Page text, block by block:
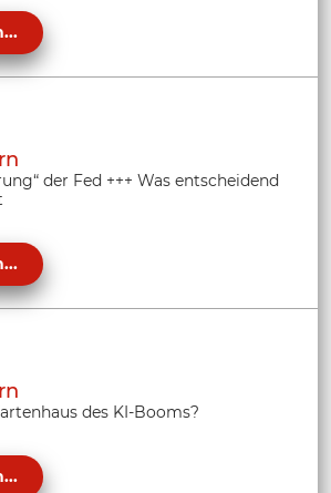
der Fed +++ Was entscheidend
des KI-Booms?